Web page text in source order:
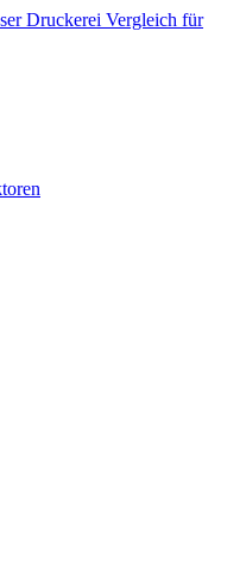
Druckerei Vergleich für